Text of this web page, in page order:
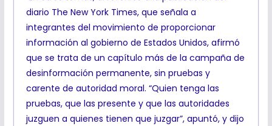
diario The New York Times, que señala a
integrantes del movimiento de proporcionar
información al gobierno de Estados Unidos, afirmó
que se trata de un capítulo más de la campaña de
desinformación permanente, sin pruebas y
carente de autoridad moral. “Quien tenga las
pruebas, que las presente y que las autoridades
juzguen a quienes tienen que juzgar”, apuntó, y dijo